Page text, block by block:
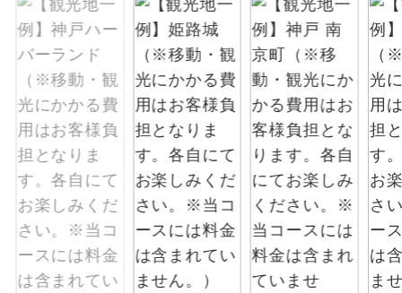
全食事付き
全てのお食事が付いていますので、お食
事の心配はいりません。（機内食を除
く）
お部屋食
お部屋にてゆっくりとお召し上がりいた
だけます。
トラベルイヤ
ホン
周りの音を気にせず、ガイドさんの説明
をじっくり聞くことができます。
1名様催行
1名様から出発可能な個人型プランで
す。
2名様催行
2名様から出発可能な個人型プランで
ンター及びカウンターでのお申し込みはでき
ません。